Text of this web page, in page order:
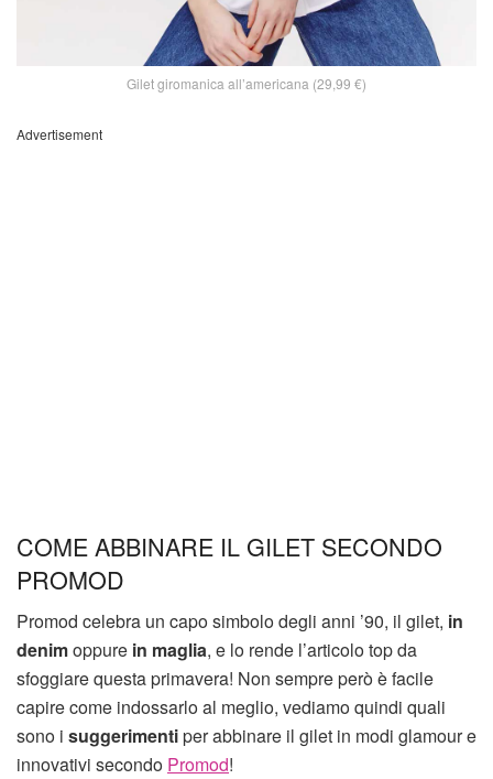
Gilet giromanica all’americana (29,99 €)
Advertisement
COME ABBINARE IL GILET SECONDO
PROMOD
Promod celebra un capo simbolo degli anni ’90, il gilet, in
denimoppure in maglia, e lo rende l’articolo top da
sfoggiare questa primavera! Non sempre però è facile
capire come indossarlo al meglio, vediamo quindi quali
sono i suggerimentiper abbinare il gilet in modi glamour e
innovativi secondo Promod!